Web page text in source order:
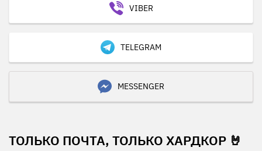
VIBER
TELEGRAM
MESSENGER
ТОЛЬКО ПОЧТА, ТОЛЬКО ХАРДКОР 🤘